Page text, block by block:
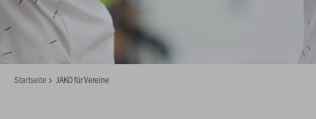
Startseite JAKO für Vereine